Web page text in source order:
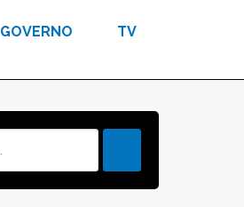
GOVERNO TV